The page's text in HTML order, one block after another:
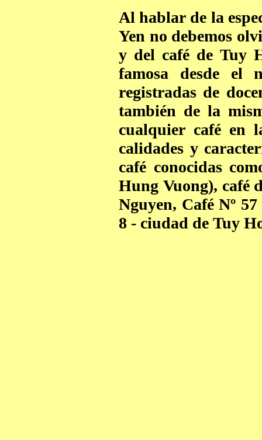
Al hablar de la
Yen no debemos
y del café de Tuy
famosa desde el
registradas de
también de la
cualquier café en
calidades y
café conocidas
Hung Vuong), café
Nguyen, Café Nº
8 - ciudad de Tuy